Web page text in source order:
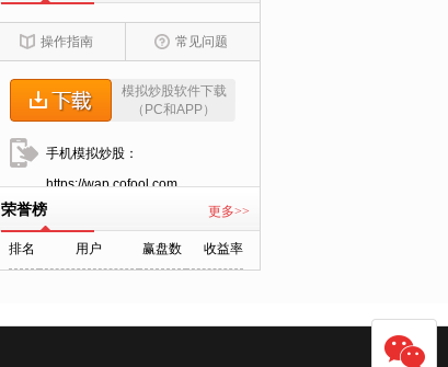
操作指南 常见问题
模拟炒股软件下载
（PC和APP）
手机模拟炒股：
https://wap.cofool.com
荣誉榜 更多>>
排名 用户 赢盘数 收益率